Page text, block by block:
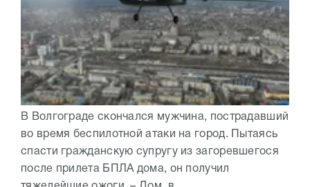
В Волгограде скончался мужчина, пострадавший
во время беспилотной атаки на город. Пытаясь
спасти гражданскую супругу из загоревшегося
после прилета БПЛА дома, он получил